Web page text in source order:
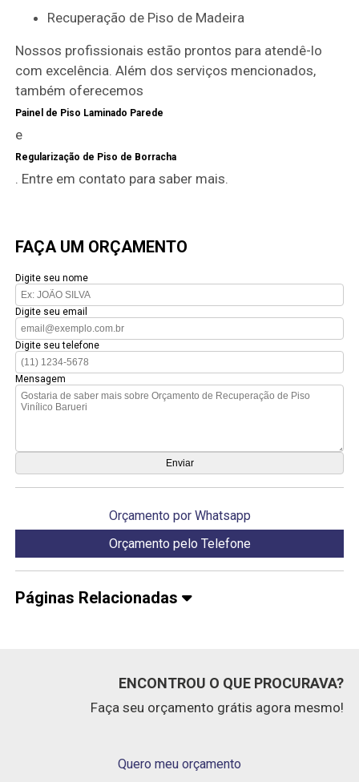
Recuperação de Piso de Madeira
Nossos profissionais estão prontos para atendê-lo
com excelência. Além dos serviços mencionados,
também oferecemos
Painel de Piso Laminado Parede
e
Regularização de Piso de Borracha
. Entre em contato para saber mais.
FAÇA UM ORÇAMENTO
Digite seu nome
Digite seu email
Digite seu telefone
Mensagem
Orçamento por Whatsapp
Orçamento pelo Telefone
Páginas Relacionadas
ENCONTROU O QUE PROCURAVA?
Faça seu orçamento grátis agora mesmo!
Quero meu orçamento